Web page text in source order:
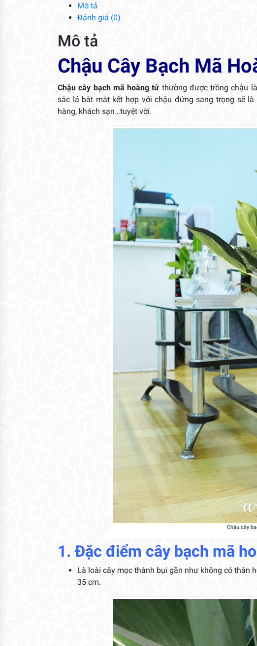
Mô tả
Đánh giá (0)
Mô tả
Chậu Cây Bạch Mã
Chậu cây bạch mã hoàng tửthường được trồng chậu
sắc lá bắt mắt kết hợp với chậu đứng sang trọng sẽ
hàng, khách sạn…tuyệt vời.
Chậu cây
1. Đặc điểm cây bạch mã
Là loài cây mọc thành bụi gần như không có thân
35 cm.